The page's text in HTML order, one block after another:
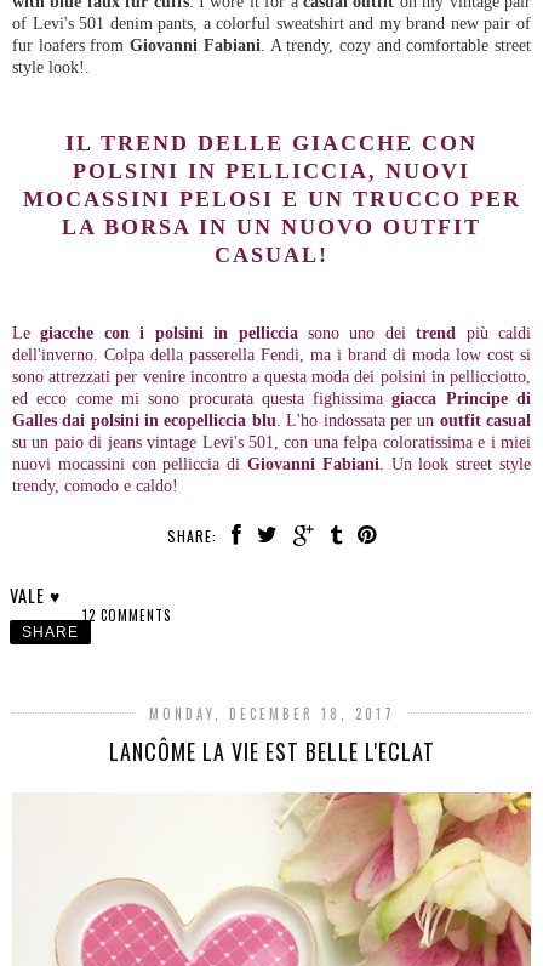
of Levi's 501 denim pants, a colorful sweatshirt and my brand new pair of
fur loafers fromGiovanni Fabiani. A trendy, cozy and comfortable street
style look!.
IL TREND DELLE GIACCHE CON
POLSINI IN PELLICCIA, NUOVI
MOCASSINI PELOSI E UN TRUCCO PER
LA BORSA IN UN NUOVO OUTFIT
CASUAL!
Legiacche con i polsini in pellicciasono uno deitrend più caldi
dell'inverno. Colpa della passerella Fendi, ma i brand di moda low cost si
sono attrezzati per venire incontro a questa moda dei polsini in pellicciotto,
ed ecco come mi sono procurata questa fighissimagiacca Principe di
Galles dai polsini in ecopelliccia blu. L'ho indossata per un outfit casual
su un paio di jeans vintage Levi's 501, con una felpa coloratissima e i miei
nuovi mocassini con pelliccia di Giovanni Fabiani. Un look street style
trendy, comodo e caldo!
SHARE:
VALE ♥
12 COMMENTS
SHARE
MONDAY, DECEMBER 18, 2017
LANCÔME LA VIE EST BELLE L'ECLAT